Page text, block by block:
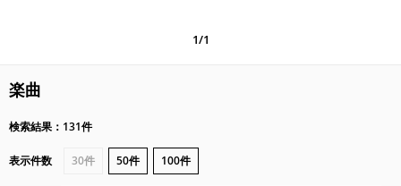
1/1
楽曲
検索結果：131件
表示件数 30件 50件 100件